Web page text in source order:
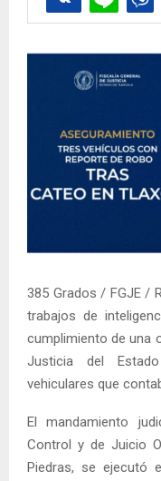
385 Grados / FGJE /
trabajos de
cumplimiento de una
Justicia del
vehiculares que
El mandamiento
Control y de Juicio
Piedras, se ejecutó